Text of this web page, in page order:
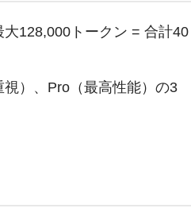
128,000トークン = 合計40
）、Pro（最高性能）の3